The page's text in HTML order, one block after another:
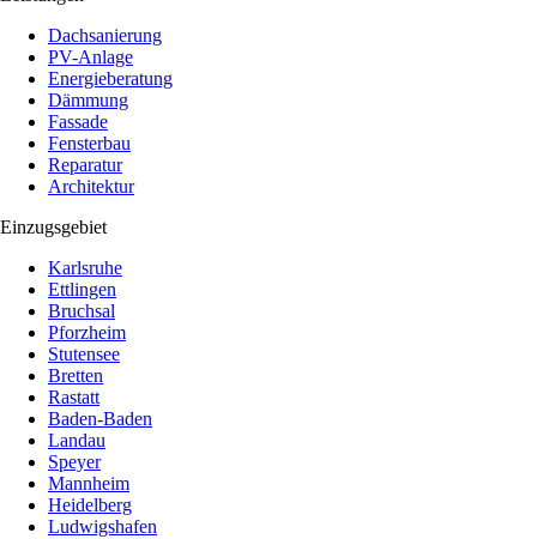
Dachsanierung
PV-Anlage
Energieberatung
Dämmung
Fassade
Fensterbau
Reparatur
Architektur
Einzugsgebiet
Karlsruhe
Ettlingen
Bruchsal
Pforzheim
Stutensee
Bretten
Rastatt
Baden-Baden
Landau
Speyer
Mannheim
Heidelberg
Ludwigshafen